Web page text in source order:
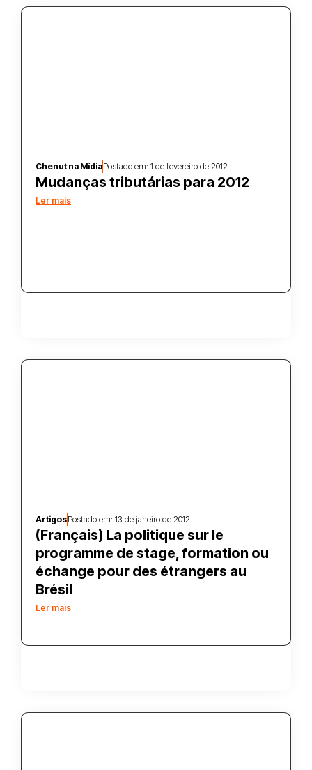
Chenut na MídiaPostado em: 1 de fevereiro de 2012
Mudanças tributárias para 2012
Ler mais
ArtigosPostado em: 13 de janeiro de 2012
(Français) La politique sur le
programme de stage, formation ou
échange pour des étrangers au
Brésil
Ler mais